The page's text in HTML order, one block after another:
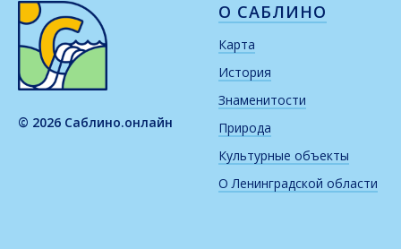
© 2026 Саблино.онлайн
О САБЛИНО
Карта
История
Знаменитости
Природа
Культурные объекты
О Ленинградской области